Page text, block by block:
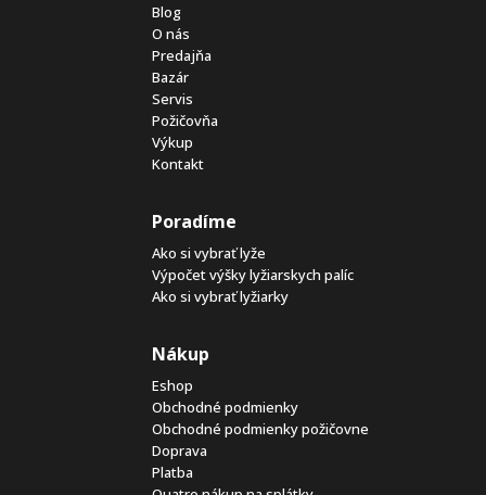
Blog
O nás
Predajňa
Bazár
Servis
Požičovňa
Výkup
Kontakt
Poradíme
Ako si vybrať lyže
Výpočet výšky lyžiarskych palíc
Ako si vybrať lyžiarky
Nákup
Eshop
Obchodné podmienky
Obchodné podmienky požičovne
Doprava
Platba